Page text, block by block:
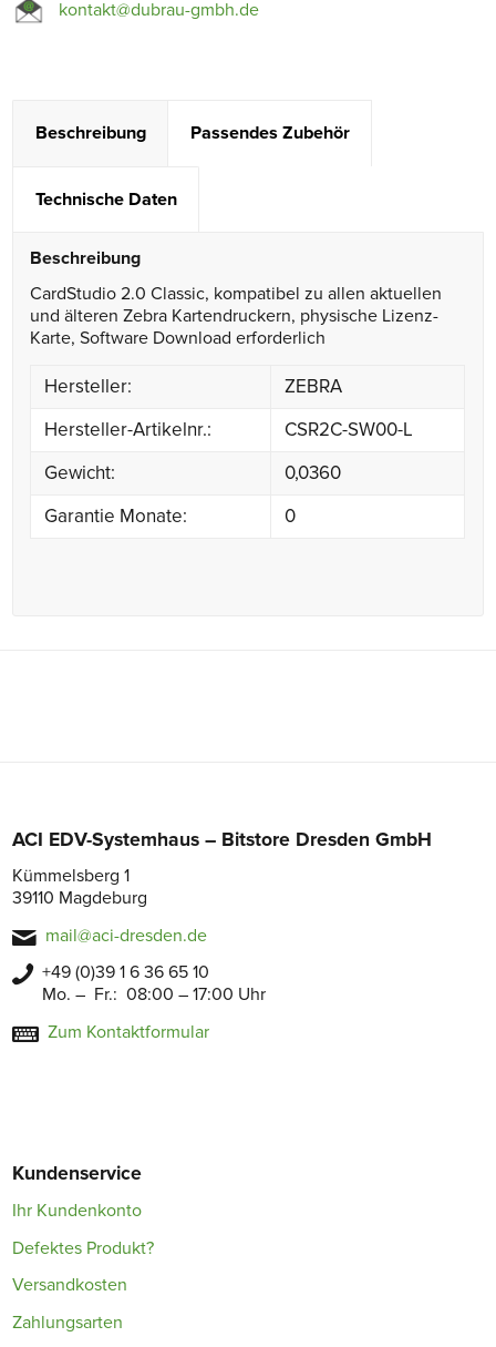
kontakt@dubrau-gmbh.de
Beschreibung Passendes Zubehör
Technische Daten
Beschreibung
CardStudio 2.0 Classic, kompatibel zu allen aktuellen
und älteren Zebra Kartendruckern, physische Lizenz-
Karte, Software Download erforderlich
Hersteller:
ZEBRA
Hersteller-Artikelnr.:
CSR2C-SW00-L
Gewicht:
0,0360
Garantie Monate:
0
ACI EDV-Systemhaus – Bitstore Dresden GmbH
Kümmelsberg 1
39110 Magdeburg
mail@aci-dresden.de
+49 (0)39 1 6 36 65 10
Mo. – Fr.: 08:00 – 17:00 Uhr
Zum Kontaktformular
Kundenservice
Ihr Kundenkonto
Defektes Produkt?
Versandkosten
Zahlungsarten